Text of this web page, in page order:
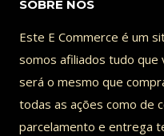
SOBRE NOS
Este E Commerce é um
somos afiliados tudo que
será o mesmo que
todas as ações como de
parcelamento e entrega